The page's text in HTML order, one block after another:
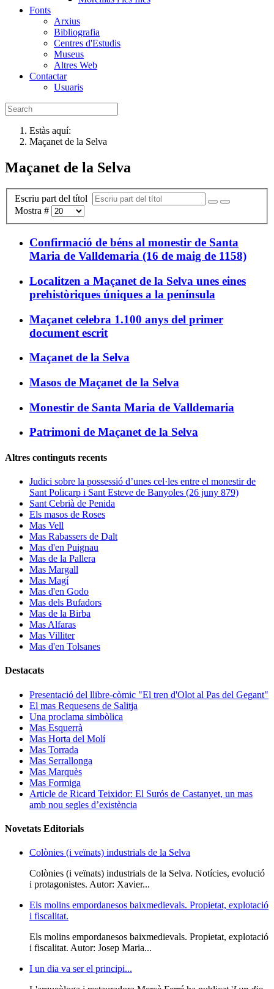
Fonts
Arxius
Bibliografia
Centres d'Estudis
Museus
Altres Web
Contactar
Usuaris
Estàs aquí:
Maçanet de la Selva
Maçanet de la Selva
Escriu part del títol
Mostra #
Confirmació de béns al monestir de Santa
Maria de Valldemaria (16 de maig de 1158)
Localitzen a Maçanet de la Selva unes eines
prehistòriques úniques a la península
Maçanet celebra 1.100 anys del primer
document escrit
Maçanet de la Selva
Masos de Maçanet de la Selva
Monestir de Santa Maria de Valldemaria
Patrimoni de Maçanet de la Selva
Altres continguts recents
Judici sobre la possessió d’unes cel·les entre el monestir de
Sant Policarp i Sant Esteve de Banyoles (26 juny 879)
Sant Cebrià de Penida
Els masos de Roses
Mas Vell
Mas Rabassers de Dalt
Mas d'en Puignau
Mas de la Pallera
Mas Margall
Mas Magí
Mas d'en Godo
Mas dels Bufadors
Mas de la Birba
Mas Alfaras
Mas Villiter
Mas d'en Tolsanes
Destacats
Presentació del llibre-còmic "El tren d'Olot al Pas del Gegant"
El mas Requesens de Salitja
Una proclama simbòlica
Mas Esquerrà
Mas Horta del Molí
Mas Torrada
Mas Serrallonga
Mas Marquès
Mas Formiga
Article de Ricard Teixidor: El Surós de Castanyet, un mas
amb nou segles d’existència
Novetats Editorials
Colònies (i veïnats) industrials de la Selva
Colònies (i veïnats) industrials de la Selva. Notícies, evolució
i protagonistes. Autor: Xavier...
Els molins empordanesos baixmedievals. Propietat, explotació
i fiscalitat.
Els molins empordanesos baixmedievals. Propietat, explotació
i fiscalitat. Autor: Josep Maria...
I un dia va ser el principi...